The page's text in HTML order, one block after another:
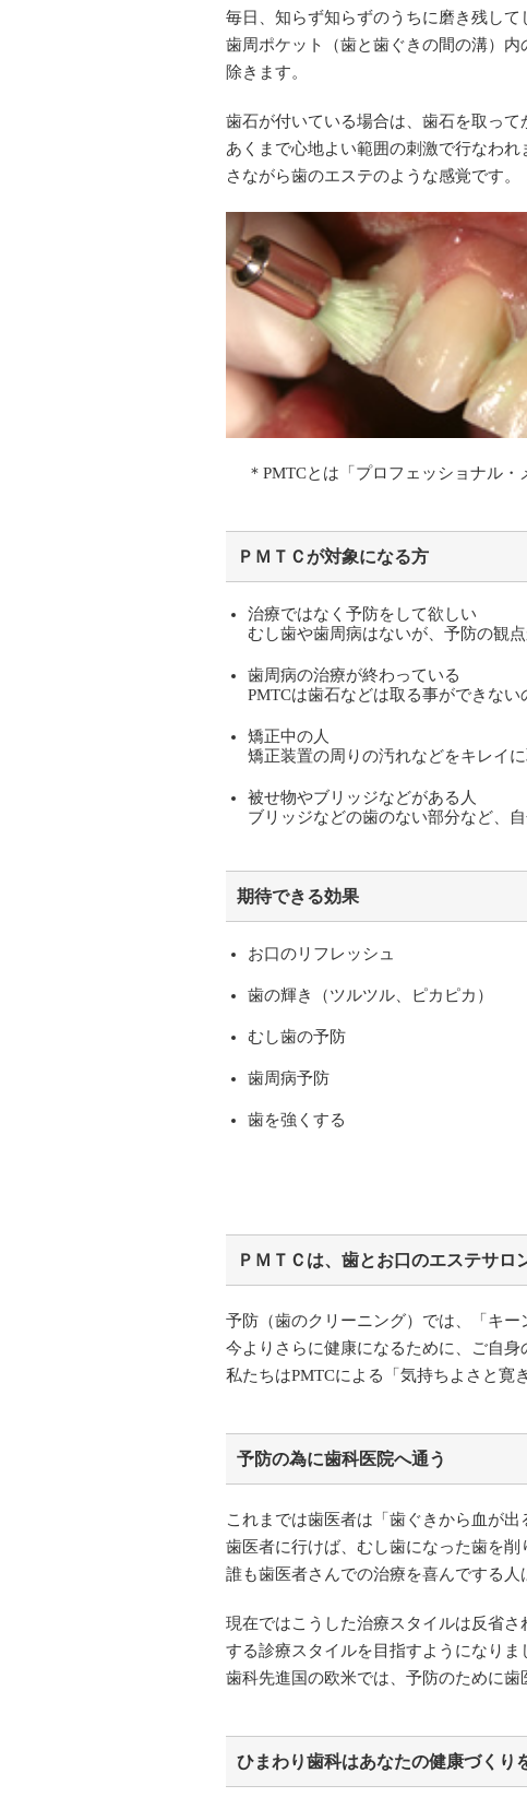
毎日、知らず知らずのうちに磨き残し
歯周ポケット（歯と歯ぐきの間の溝）
除きます。
歯石が付いている場合は、歯石を取って
あくまで心地よい範囲の刺激で行なわれ
さながら歯のエステのような感覚です。
＊PMTCとは「プロフェッショナル・
ＰＭＴＣが対象になる方
治療ではなく予防をして欲しい
むし歯や歯周病はないが、予防の観
歯周病の治療が終わっている
PMTCは歯石などは取る事ができない
矯正中の人
矯正装置の周りの汚れなどをキレイ
被せ物やブリッジなどがある人
ブリッジなどの歯のない部分など、
期待できる効果
お口のリフレッシュ
歯の輝き（ツルツル、ピカピカ）
むし歯の予防
歯周病予防
歯を強くする
ＰＭＴＣは、歯とお口のエステサロ
予防（歯のクリーニング）では、「キー
今よりさらに健康になるために、ご自身
私たちはPMTCによる「気持ちよさと寛
予防の為に歯科医院へ通う
これまでは歯医者は「歯ぐきから血が
歯医者に行けば、むし歯になった歯を
誰も歯医者さんでの治療を喜んでする人
現在ではこうした治療スタイルは反省
する診療スタイルを目指すようになりま
歯科先進国の欧米では、予防のために歯
ひまわり歯科はあなたの健康づくり